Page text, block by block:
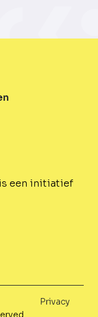
een initiatief
Privacy